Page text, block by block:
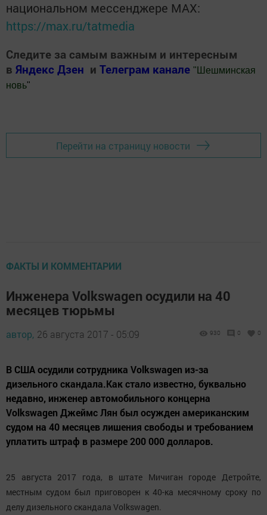
национальном мессенджере MАХ:
https://max.ru/tatmedia
Следите за самым важным и интересным
в Яндекс Дзен и Телеграм канале " Шешминская
новь"
Перейти на страницу новости
ФАКТЫ И КОММЕНТАРИИ
Инженера Volkswagen осудили на 40
месяцев тюрьмы
автор, 26 августа 2017 - 05:09 930 0 0
В США осудили сотрудника Volkswagen из-за
дизельного скандала.Как стало известно, буквально
недавно, инженер автомобильного концерна
Volkswagen Джеймс Лян был осужден американским
судом на 40 месяцев лишения свободы и требованием
уплатить штраф в размере 200 000 долларов.
25 августа 2017 года, в штате Мичиган городе Детройте,
местным судом был приговорен к 40-ка месячному сроку по
делу дизельного скандала Volkswagen.